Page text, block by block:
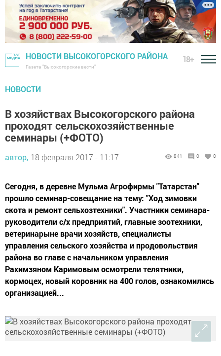
НОВОСТИ ВЫСОКОГОРСКОГО РАЙОНА
Газета "Высокогорские вести"
18+
НОВОСТИ
В хозяйствах Высокогорского района
проходят сельскохозяйственные
семинары (+ФОТО)
автор, 18 февраля 2017 - 11:17 841 0 0
Сегодня, в деревне Мульма Агрофирмы "Татарстан"
прошло семинар-совещание на тему: "Ход зимовки
скота и ремонт сельхозтехники". Участники семинара-
руководители с/х предприятий, главные зоотехники,
ветеринарыне врачи хозяйств, специалисты
управления сельского хозяйства и продовольствия
района во главе с начальником управления
Рахимзяном Каримовым осмотрели телятники,
кормоцех, новый коровник на 400 голов, ознакомились
организацией...